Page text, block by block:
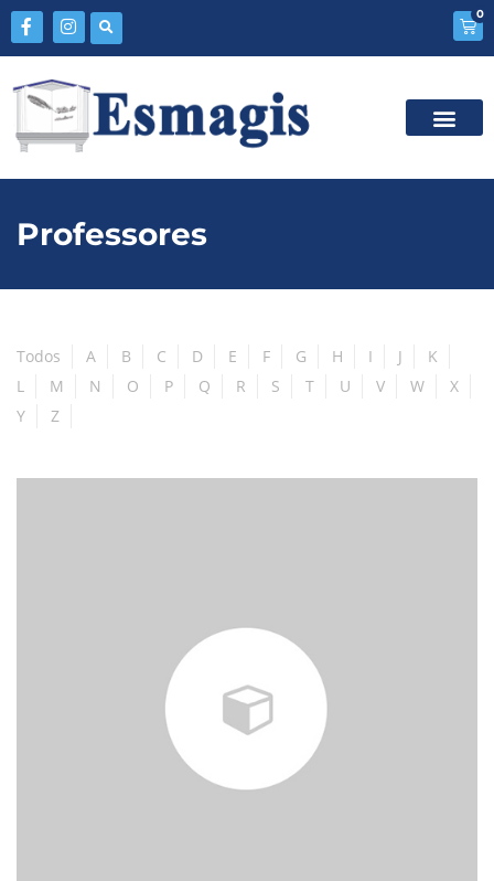
0
Professores
Todos A B C D E F G H I J
K
L
M N O P Q R S T U V W
X
Y
Z